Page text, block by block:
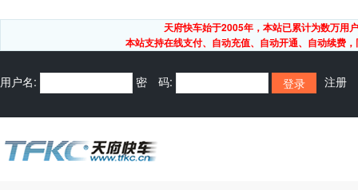
天府快车始于2005年，本站已累计为数万用
本站支持在线支付、自动充值、自动开通、自动续费
用户名: 密 码: 注册